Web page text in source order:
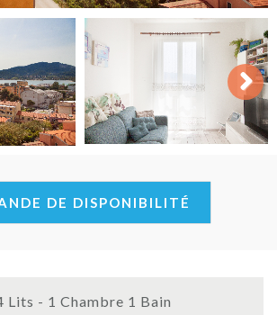
Next
DE DISPONIBILITÉ
Lits - 1 Chambre 1 Bain